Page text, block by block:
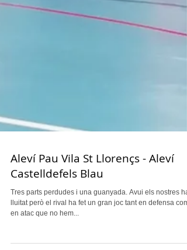
Aleví Pau Vila St Llorençs - Aleví
Tres parts perdudes i una guanyada. Avui els nostres